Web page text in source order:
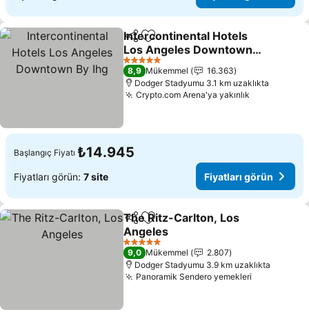
PaylaşFavorilerime ekle
Intercontinental Hotels
Los Angeles Downtown
By Ihg
Fiyatları görün
5 Yıldız
8,9 Mükemmel
16.363
Dodger Stadyumu 3.1 km uzaklıkta
Crypto.com Arena'ya yakınlık
Başlangıç Fiyatı ₺14.945
Fiyatları görün: 7 site Fiyatları görün
PaylaşFavorilerime ekle
The Ritz-Carlton, Los
Angeles
Fiyatları görün
5 Yıldız
9,0 Mükemmel
2.807
Dodger Stadyumu 3.9 km uzaklıkta
Panoramik Sendero yemekleri